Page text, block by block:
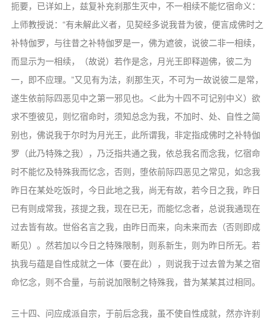
扼要，已详如上，兹复补充刹那生灭中，不一相续不能忆宿命义：
上师教授说：“有未解此义者，见契经多说我昔为彼，便言成佛时之
补特伽罗，与往昔之补特伽罗是一，佛为遮彼，说彼二非一相续，
而显示为一相续，（故说）若作是念，月光王即释迦佛，彼二为
一，即不应理。”又见有为法，刹那生灭，不可为一故说彼二是常，
遂生依前际四恶见中之第一邪见也。＜此为十四不可记别中义）欲
求不堕彼见，则忆宿命时，须知总念为我，不加时、处、自性之简
别也，佛说我于尔时为月光王，此所谓我，非定指成佛时之补特伽
罗（此乃特殊之我），乃泛指共通之我，依总我名而念我，忆宿命
时不能忆及特殊我而忆念，否则，堕依前际四恶见之常见，如念我
昨日在某处吃饭时，今日此地之我，尚无有故，若今日之我，昨日
已有则成常我，孩提之我，现在已无，而能忆念者，总说我通现在
过去皆有故。世俗名言之我，由昨日而来，向未来而去（否则即成
断见）。然若加以今日之特殊限制，则系新生，则为昨日所无。若
执我与蕴是自性成就之一体（要在此），则说我于过去曾为某之宿
命忆念，则不合量，与前说加限制之特殊我，昔为某某其过相同。
三十四、问应成派自宗，于前后念我，虽不使自性成就，然亦许刹